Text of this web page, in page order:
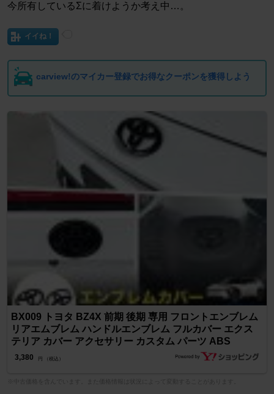
今所有しているΣに着けようか考え中…。
イイね！
carview!のマイカー登録でお得なクーポンを獲得しよう
BX009 トヨタ BZ4X 前期 後期 専用 フロントエンブレム
リアエムブレム ハンドルエンブレム フルカバー エクス
テリア カバー アクセサリー カスタム パーツ ABS
3,380 円 （税込）